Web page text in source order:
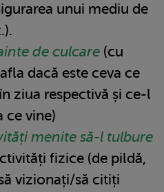
unui mediu de
de culcare (cu
dacă este ceva ce
ziua respectivă și ce-l
ce vine)
menite să-l tulbure
fizice (de pildă,
vizionați/să citiți